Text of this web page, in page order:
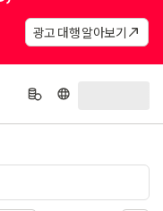
광고 대행 알아보기